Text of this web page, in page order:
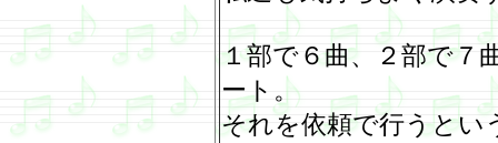
１部で６曲、２部で７
ート。
それを依頼で行うとい